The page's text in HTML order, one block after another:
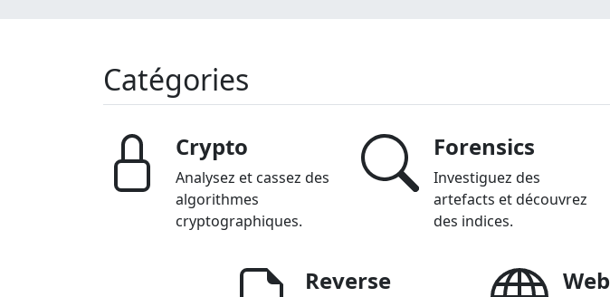
Catégories
Crypto
Analysez et cassez des
algorithmes
cryptographiques.
Forensics
Investiguez des
artefacts et découvrez
des indices.
Reverse Web